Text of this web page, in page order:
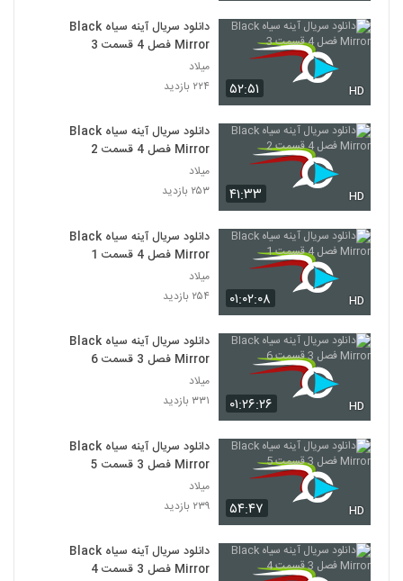
۵۲:۵۱ HD
دانلود سریال آینه سیاه Black
Mirror فصل 4 قسمت 3
میلاد
۲۲۴ بازدید
۴۱:۳۳ HD
دانلود سریال آینه سیاه Black
Mirror فصل 4 قسمت 2
میلاد
۲۵۳ بازدید
۰۱:۰۲:۰۸ HD
دانلود سریال آینه سیاه Black
Mirror فصل 4 قسمت 1
میلاد
۲۵۴ بازدید
۰۱:۲۶:۲۶ HD
دانلود سریال آینه سیاه Black
Mirror فصل 3 قسمت 6
میلاد
۳۳۱ بازدید
۵۴:۴۷ HD
دانلود سریال آینه سیاه Black
Mirror فصل 3 قسمت 5
میلاد
۲۳۹ بازدید
دانلود سریال آینه سیاه Black
Mirror فصل 3 قسمت 4